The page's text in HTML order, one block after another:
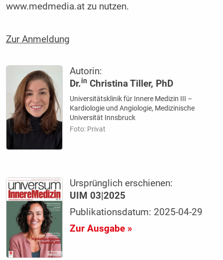
www.medmedia.at zu nutzen.
Zur Anmeldung
Autorin:
Dr.in Christina Tiller, PhD
Universitätsklinik für Innere Medizin III –
Kardiologie und Angiologie, Medizinische
Universität Innsbruck
Foto: Privat
Ursprünglich erschienen:
UIM 03|2025
Publikationsdatum: 2025-04-29
Zur Ausgabe »